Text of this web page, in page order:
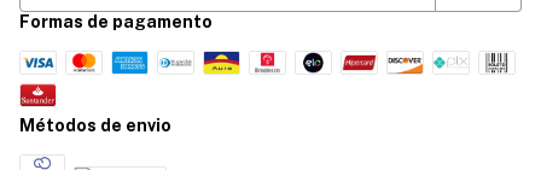
Formas de pagamento
Métodos de envio